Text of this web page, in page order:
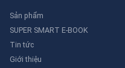
Sản phẩm
SUPER SMART E-BOOK
Tin tức
Giới thiệu